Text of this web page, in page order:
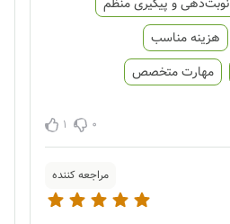
هزینه مناسب
مهارت متخصص
0
1
مراجعه کننده